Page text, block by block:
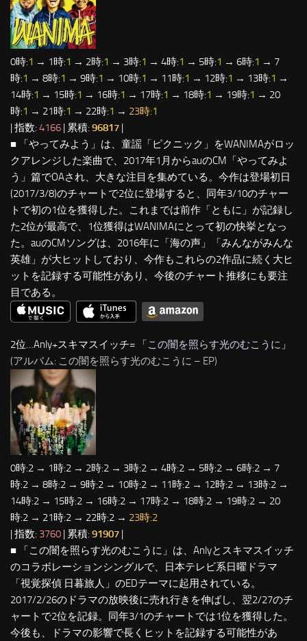
0時:1 → 1時:1 → 2時:1 → 3時:1 → 4時:1 → 5時:1 → 6時:1 → 7
時:1 → 8時:1 → 9時:1 → 10時:1 → 11時:1 → 12時:1 → 13時:1 →
14時:1 → 15時:1 → 16時:1 → 17時:1 → 18時:1 → 19時:1 → 20
時:1 → 21時:1 → 22時:1 → 23時:1
| 指数: 4166 | 累積: 96817 |
■ 「やってみよう」は、童謡「ピクニック」をWANIMAがロッ
クアレンジした楽曲で、2017年1月からauのCM「やってみよ
う」篇でOAされ、大きな注目を集めている。今作は登場初日
(2017/3/8)のチャートで2位に登場すると、同年3/10のチャー
トで初の1位を獲得した。これまでは前作「ともに」が記録し
た2位が最高で、1位獲得はWANIMAにとって初の快挙となっ
た。auのCMソングは、2016年に「海の声」「みんながみんな
英雄」が大ヒットしており、今作もこれらの2作品に続く大ヒ
ットを記録する可能性があり、今後のチャート推移にも要注
目である。
2位…Anly+スキマスイッチ= 「この闇を照らす光のむこうに 」
(アルバム: この闇を照らす光のむこうに – EP)
0時:2 → 1時:2 → 2時:2 → 3時:2 → 4時:2 → 5時:2 → 6時:2 → 7
時:2 → 8時:2 → 9時:2 → 10時:2 → 11時:2 → 12時:2 → 13時:2 →
14時:2 → 15時:2 → 16時:2 → 17時:2 → 18時:2 → 19時:2 → 20
時:2 → 21時:2 → 22時:2 → 23時:2
| 指数: 3760 | 累積: 91907 |
■ 「この闇を照らす光のむこうに」は、Anlyとスキマスイッチ
のコラボレーションシングルで、日本テレビ系日曜ドラマ
「視覚探偵 日暮旅人」のEDテーマに起用されている。
2017/2/26のドラマの放映後に売れ行きを伸ばし、翌2/27のチ
ャートで2位を記録。同年3/1のチャートでは1位を獲得した。
今後も、ドラマの影響で長くヒットを記録する可能性があ